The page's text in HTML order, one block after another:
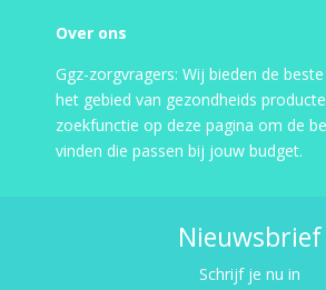
Over ons
Ggz-zorgvragers: Wij bieden de
het gebied van gezondheids
zoekfunctie op deze pagina om de
vinden die passen bij jouw budget.
Nieuwsbrief
Schrijf je nu in